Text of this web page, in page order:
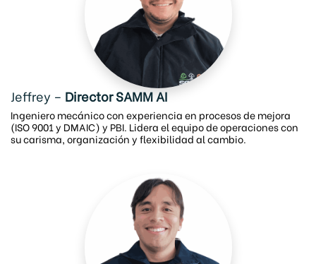
Jeffrey – Director SAMM AI
Ingeniero mecánico con experiencia en procesos de mejora
(ISO 9001 y DMAIC) y PBI. Lidera el equipo de operaciones con
su carisma, organización y flexibilidad al cambio.